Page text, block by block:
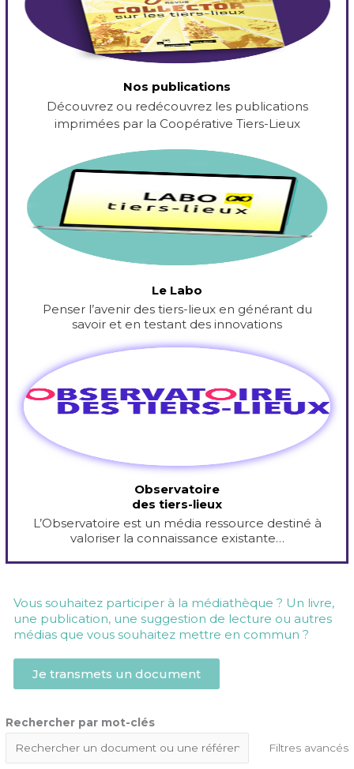
Nos publications
Découvrez ou redécouvrez les publications
imprimées par la Coopérative Tiers-Lieux
Le Labo
Penser l’avenir des tiers-lieux en générant du
savoir et en testant des innovations
Observatoire
des tiers-lieux
L’Observatoire est un média ressource destiné à
valoriser la connaissance existante…
Vous souhaitez participer à la médiathèque ? Un livre,
une publication, une suggestion de lecture ou autres
médias que vous souhaitez mettre en commun ?
Je transmets un document
Rechercher par mot-clés
Filtres avancés